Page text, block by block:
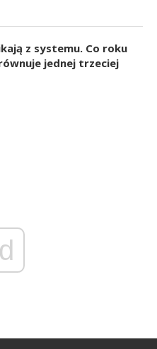
z systemu. Co roku
jednej trzeciej